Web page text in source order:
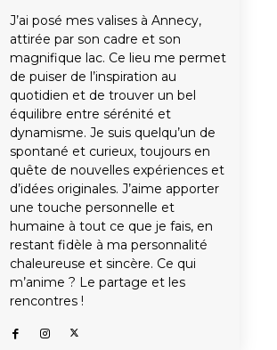
J’ai posé mes valises à Annecy,
attirée par son cadre et son
magnifique lac. Ce lieu me permet
de puiser de l’inspiration au
quotidien et de trouver un bel
équilibre entre sérénité et
dynamisme. Je suis quelqu’un de
spontané et curieux, toujours en
quête de nouvelles expériences et
d’idées originales. J’aime apporter
une touche personnelle et
humaine à tout ce que je fais, en
restant fidèle à ma personnalité
chaleureuse et sincère. Ce qui
m’anime ? Le partage et les
rencontres !